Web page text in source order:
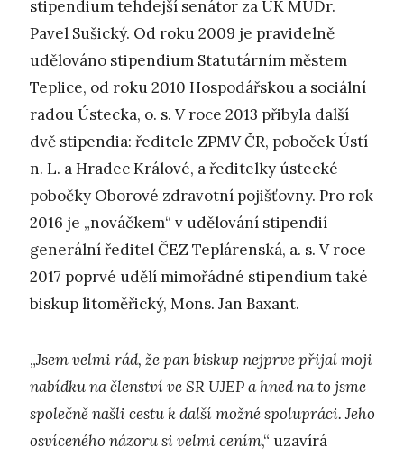
stipendium tehdejší senátor za ÚK MUDr.
Pavel Sušický. Od roku 2009 je pravidelně
udělováno stipendium Statutárním městem
Teplice, od roku 2010 Hospodářskou a sociální
radou Ústecka, o. s. V roce 2013 přibyla další
dvě stipendia: ředitele ZPMV ČR, poboček Ústí
n. L. a Hradec Králové, a ředitelky ústecké
pobočky Oborové zdravotní pojišťovny. Pro rok
2016 je „nováčkem“ v udělování stipendií
generální ředitel ČEZ Teplárenská, a. s. V roce
2017 poprvé udělí mimořádné stipendium také
biskup litoměřický, Mons. Jan Baxant.
„Jsem velmi rád, že pan biskup nejprve přijal moji
nabídku na členství ve SR UJEP a hned na to jsme
společně našli cestu k další možné spolupráci. Jeho
osvíceného názoru si velmi cením,“ uzavírá